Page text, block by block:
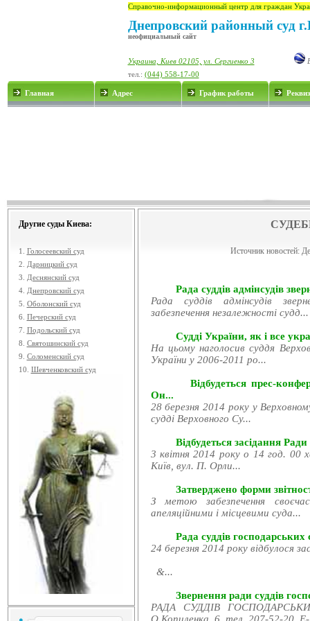
Справочно-информационный центр для граждан
Днепровский районный суд
неофициальный сайт
Украина, Киев 02105, ул. Сергиенко 3
тел.: (044) 558-17-00
Главная Адрес График работы
Другие суды Киева:
1. Голосеевский суд
2.
Дарницкий суд
3.
Деснянский суд
4. Днепровский суд
5. Оболонский суд
6. Печерский суд
7. Подольский суд
8. Святошинский суд
9. Соломенский суд
10. Шевченковский суд
Источник новостей:
Рада суддів адмінсудів
Рада суддів адмінсудів
забезпечення незалежності судд...
Судді України, як і все
На цьому наголосив суддя
України у 2006-2011 ро...
Відбудеться прес-
Он...
28 березня 2014 року у
судді Верховного Су...
Відбудеться засідання
3 квітня 2014 року о 14 год. 00
Київ, вул. П. Орли...
Затверджено форми
З метою забезпечення
апеляційними і місцевими суда...
Рада суддів господарських
24 березня 2014 року відбулося
&...
Звернення ради суддів
РАДА СУДДІВ